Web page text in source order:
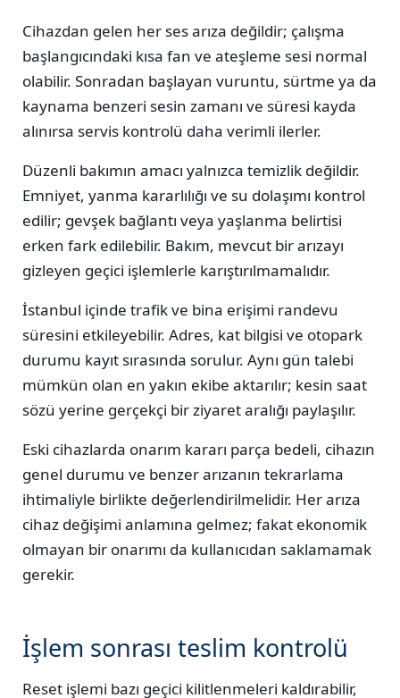
Cihazdan gelen her ses arıza değildir; çalışma
başlangıcındaki kısa fan ve ateşleme sesi normal
olabilir. Sonradan başlayan vuruntu, sürtme ya da
kaynama benzeri sesin zamanı ve süresi kayda
alınırsa servis kontrolü daha verimli ilerler.
Düzenli bakımın amacı yalnızca temizlik değildir.
Emniyet, yanma kararlılığı ve su dolaşımı kontrol
edilir; gevşek bağlantı veya yaşlanma belirtisi
erken fark edilebilir. Bakım, mevcut bir arızayı
gizleyen geçici işlemlerle karıştırılmamalıdır.
İstanbul içinde trafik ve bina erişimi randevu
süresini etkileyebilir. Adres, kat bilgisi ve otopark
durumu kayıt sırasında sorulur. Aynı gün talebi
mümkün olan en yakın ekibe aktarılır; kesin saat
sözü yerine gerçekçi bir ziyaret aralığı paylaşılır.
Eski cihazlarda onarım kararı parça bedeli, cihazın
genel durumu ve benzer arızanın tekrarlama
ihtimaliyle birlikte değerlendirilmelidir. Her arıza
cihaz değişimi anlamına gelmez; fakat ekonomik
olmayan bir onarımı da kullanıcıdan saklamamak
gerekir.
İşlem sonrası teslim kontrolü
Reset işlemi bazı geçici kilitlenmeleri kaldırabilir,